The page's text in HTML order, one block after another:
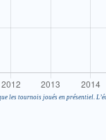
les tournois joués en présentiel.